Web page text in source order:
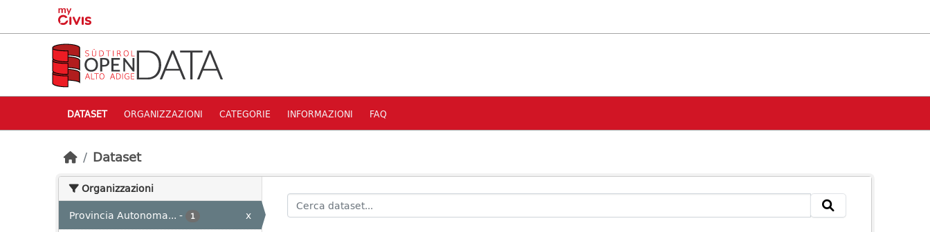
Skip to main content
DATASET ORGANIZZAZIONI CATEGORIE INFORMAZIONI FAQ
Dataset
Organizzazioni
Provincia Autonoma... - 1 x